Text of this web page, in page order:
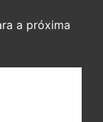
a próxima